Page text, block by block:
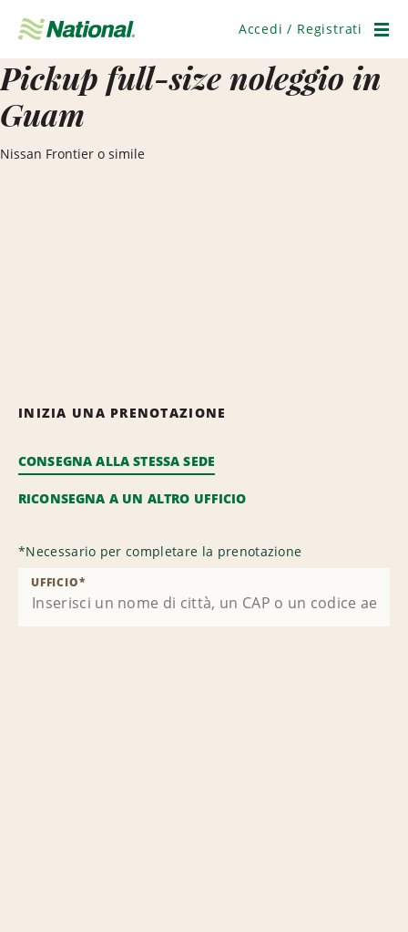
navigazione
Accedi / Registrati
Pickup full-size noleggio in
Guam
Nissan Frontier o simile
INIZIA UNA PRENOTAZIONE
CONSEGNA ALLA STESSA SEDE
RICONSEGNA A UN ALTRO UFFICIO
*Necessario per completare la prenotazione
UFFICIO*